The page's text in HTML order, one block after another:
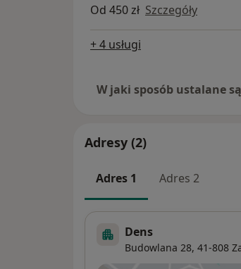
Od 450 zł Szczegóły
+ 4 usługi
W jaki sposób ustalane
Adresy (2)
Adres 1 Adres 2
Dens
Budowlana 28, 41-808